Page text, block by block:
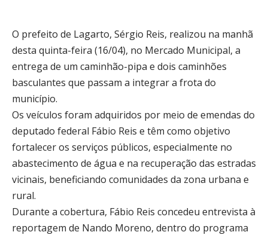
O prefeito de Lagarto, Sérgio Reis, realizou na manhã
desta quinta-feira (16/04), no Mercado Municipal, a
entrega de um caminhão-pipa e dois caminhões
basculantes que passam a integrar a frota do
município.
Os veículos foram adquiridos por meio de emendas do
deputado federal Fábio Reis e têm como objetivo
fortalecer os serviços públicos, especialmente no
abastecimento de água e na recuperação das estradas
vicinais, beneficiando comunidades da zona urbana e
rural.
Durante a cobertura, Fábio Reis concedeu entrevista à
reportagem de Nando Moreno, dentro do programa